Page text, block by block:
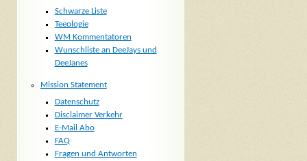
Schwarze Liste
Teeologie
WM Kommentatoren
Wunschliste an DeeJays und
DeeJanes
Mission Statement
Datenschutz
Disclaimer Verkehr
E-Mail Abo
FAQ
Fragen und Antworten